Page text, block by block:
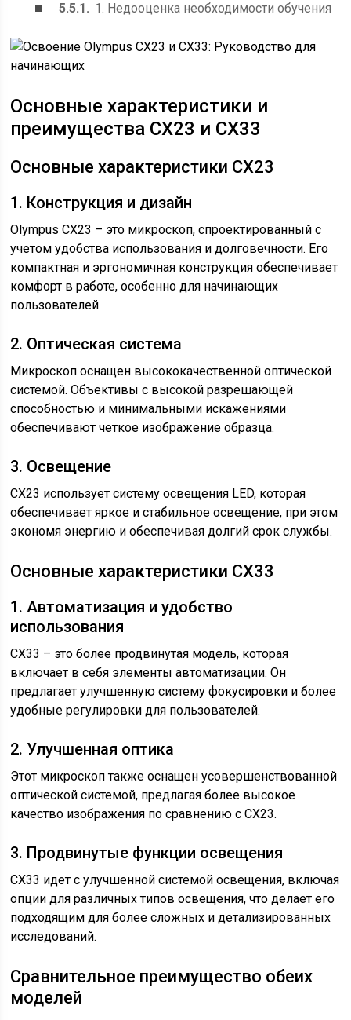
5.5.1 1. Недооценка необходимости обучения
Основные характеристики и
преимущества CX23 и CX33
Основные характеристики CX23
1. Конструкция и дизайн
Olympus CX23 – это микроскоп, спроектированный с
учетом удобства использования и долговечности. Его
компактная и эргономичная конструкция обеспечивает
комфорт в работе, особенно для начинающих
пользователей.
2. Оптическая система
Микроскоп оснащен высококачественной оптической
системой. Объективы с высокой разрешающей
способностью и минимальными искажениями
обеспечивают четкое изображение образца.
3. Освещение
CX23 использует систему освещения LED, которая
обеспечивает яркое и стабильное освещение, при этом
экономя энергию и обеспечивая долгий срок службы.
Основные характеристики CX33
1. Автоматизация и удобство
использования
CX33 – это более продвинутая модель, которая
включает в себя элементы автоматизации. Он
предлагает улучшенную систему фокусировки и более
удобные регулировки для пользователей.
2. Улучшенная оптика
Этот микроскоп также оснащен усовершенствованной
оптической системой, предлагая более высокое
качество изображения по сравнению с CX23.
3. Продвинутые функции освещения
CX33 идет с улучшенной системой освещения, включая
опции для различных типов освещения, что делает его
подходящим для более сложных и детализированных
исследований.
Сравнительное преимущество обеих
моделей